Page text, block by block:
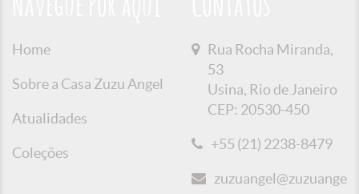
Home
Sobre a Casa Zuzu Angel
Atualidades
Coleções
Rua Rocha Miranda,
53
Usina, Rio de Janeiro
CEP: 20530-450
+55 (21) 2238-8479